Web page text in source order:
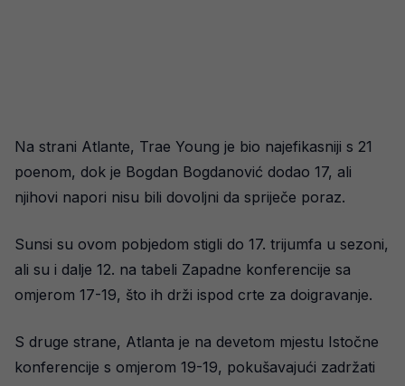
Na strani Atlante, Trae Young je bio najefikasniji s 21
poenom, dok je Bogdan Bogdanović dodao 17, ali
njihovi napori nisu bili dovoljni da spriječe poraz.
Sunsi su ovom pobjedom stigli do 17. trijumfa u sezoni,
ali su i dalje 12. na tabeli Zapadne konferencije sa
omjerom 17-19, što ih drži ispod crte za doigravanje.
S druge strane, Atlanta je na devetom mjestu Istočne
konferencije s omjerom 19-19, pokušavajući zadržati